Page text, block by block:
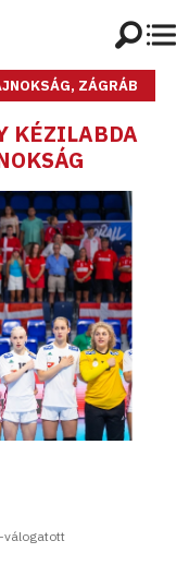
ZÁGRÁB
KÉZILABDA
válogatott